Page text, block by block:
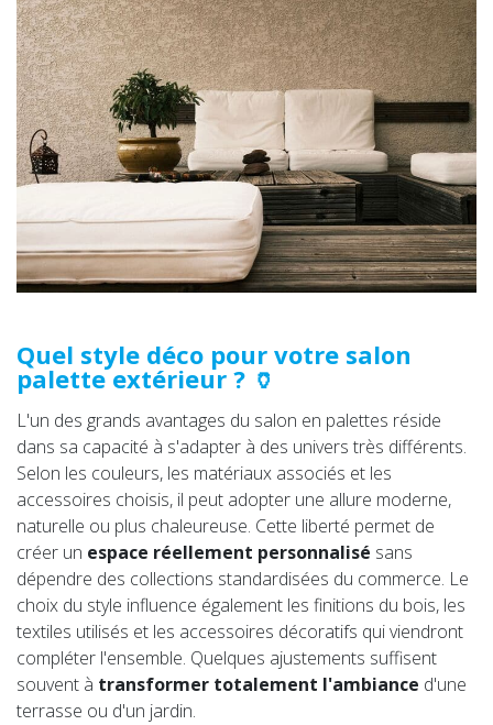
Quel style déco pour votre salon
palette extérieur ? 🏺
L'un des grands avantages du salon en palettes réside
dans sa capacité à s'adapter à des univers très différents.
Selon les couleurs, les matériaux associés et les
accessoires choisis, il peut adopter une allure moderne,
naturelle ou plus chaleureuse. Cette liberté permet de
créer un espace réellement personnalisé sans
dépendre des collections standardisées du commerce. Le
choix du style influence également les finitions du bois, les
textiles utilisés et les accessoires décoratifs qui viendront
compléter l'ensemble. Quelques ajustements suffisent
souvent à transformer totalement l'ambiance d'une
terrasse ou d'un jardin.